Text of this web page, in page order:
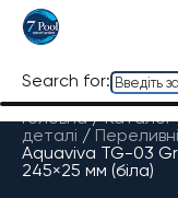
Search for:
Головна / Каталог
деталі /
Aquaviva TG-03
245×25 мм (біла)